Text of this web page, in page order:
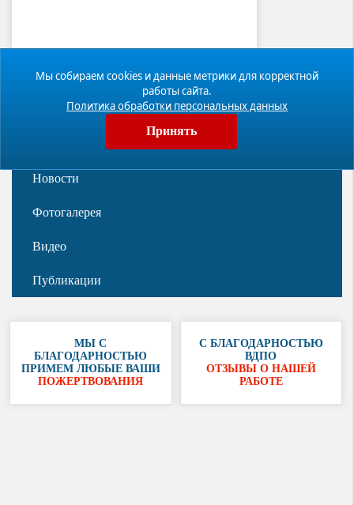
Новости
Фотогалерея
Видео
Публикации
МЫ С
БЛАГОДАРНОСТЬЮ
ПРИМЕМ ЛЮБЫЕ ВАШИ
ПОЖЕРТВОВАНИЯ
С БЛАГОДАРНОСТЬЮ
ВДПО
ОТЗЫВЫ О НАШЕЙ
РАБОТЕ
Мы собираем cookies и данные метрики для корректной
работы сайта.
Политика обработки персональных данных
Принять